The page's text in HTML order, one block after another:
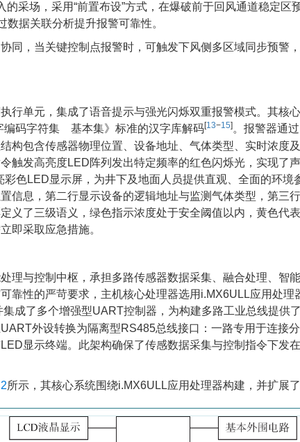
采场，采用“前置布设”方式，在爆破前于回风通道稳定区
数据关联分析提升报警可靠性。
同，当关键控制点报警时，可触发下风侧多区域同步预警
行单元，集成了语音提示与强光闪烁双重报警模式。其核
码字符集 基本集》标准的汉字库解码[13−15] 。报警器通
构包含传感器物理位置、设备地址、气体类型、实时浓度
触发高亮度LED阵列发出特定频率的红色闪烁光，实现了
色LED显示屏，为井下及地面人员提供直观、全面的环境
信息，第二行显示设备的逻辑地址与监测气体类型，第三
义了三级语义，绿色指示浓度处于安全阈值以内，黄色代
即采取应急措施。
理与控制中枢，承担多路传感器数据采集、融合处理、智
靠性的严苛要求，主机核心处理器选用i.MX6ULL应用处
成了多个增强型UART控制器，为构建多路工业总线提供
外设转换为隔离型RS485总线接口：一路专用于连接
显示终端。此架构确保了传感数据采集与控制指令下发
所示，其核心系统围绕i.MX6ULL应用处理器构建，并扩展